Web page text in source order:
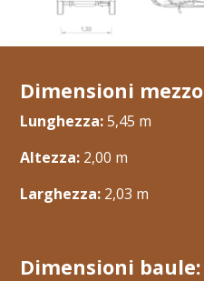
Dimensioni mezzo
Lunghezza:5,45 m
Altezza: 2,00 m
Larghezza: ​2,03 m
Dimensioni baule: